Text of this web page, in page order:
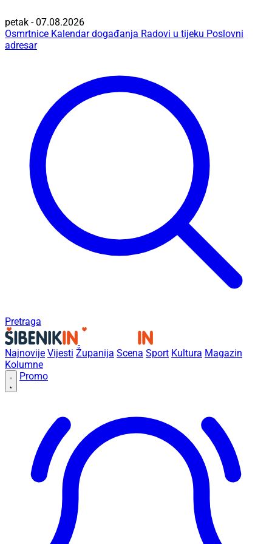
petak - 07.08.2026
Osmrtnice Kalendar događanja Radovi u tijeku Poslovni
adresar
Pretraga
Najnovije Vijesti Županija Scena Sport Kultura Magazin
Kolumne
Promo